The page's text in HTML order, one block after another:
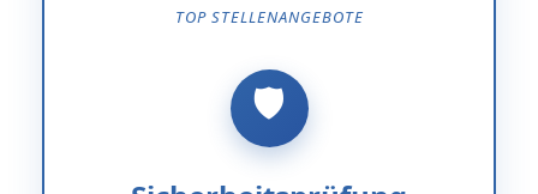
TOP STELLENANGEBOTE